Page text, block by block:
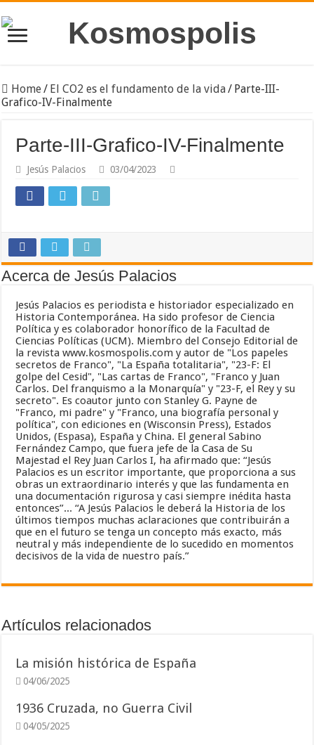
Home/ El CO2 es el fundamento de la vida/ Parte-III-
Grafico-IV-Finalmente
Parte-III-Grafico-IV-Finalmente
Jesús Palacios 03/04/2023
Acerca de Jesús Palacios
Jesús Palacios es periodista e historiador especializado en
Historia Contemporánea. Ha sido profesor de Ciencia
Política y es colaborador honorífico de la Facultad de
Ciencias Políticas (UCM). Miembro del Consejo Editorial de
la revista www.kosmospolis.com y autor de "Los papeles
secretos de Franco", "La España totalitaria", "23-F: El
golpe del Cesid", "Las cartas de Franco", "Franco y Juan
Carlos. Del franquismo a la Monarquía" y "23-F, el Rey y su
secreto". Es coautor junto con Stanley G. Payne de
"Franco, mi padre" y "Franco, una biografía personal y
política", con ediciones en (Wisconsin Press), Estados
Unidos, (Espasa), España y China. El general Sabino
Fernández Campo, que fuera jefe de la Casa de Su
Majestad el Rey Juan Carlos I, ha afirmado que: “Jesús
Palacios es un escritor importante, que proporciona a sus
obras un extraordinario interés y que las fundamenta en
una documentación rigurosa y casi siempre inédita hasta
entonces”... “A Jesús Palacios le deberá la Historia de los
últimos tiempos muchas aclaraciones que contribuirán a
que en el futuro se tenga un concepto más exacto, más
neutral y más independiente de lo sucedido en momentos
decisivos de la vida de nuestro país.”
Artículos relacionados
La misión histórica de España
04/06/2025
1936 Cruzada, no Guerra Civil
04/05/2025